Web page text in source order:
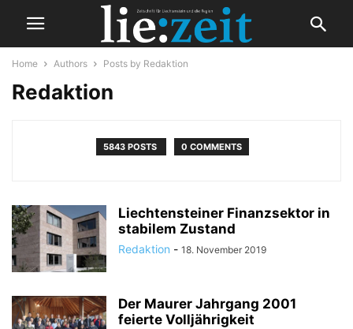
Home Authors Posts by Redaktion
Redaktion
5843 POSTS 0 COMMENTS
Liechtensteiner Finanzsektor in
stabilem Zustand
Redaktion - 18. November 2019
Der Maurer Jahrgang 2001
feierte Volljährigkeit